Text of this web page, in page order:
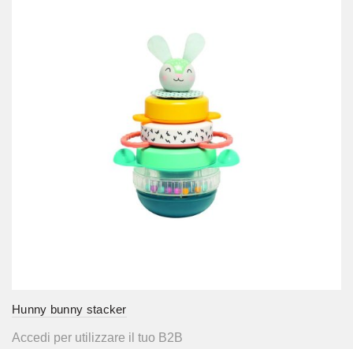
Hunny bunny stacker
Accedi per utilizzare il tuo B2B